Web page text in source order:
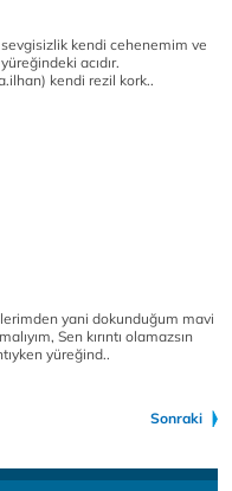
kendi cehenemim ve
acıdır.
kendi rezil kork..
yani dokunduğum mavi
Sen kırıntı olamazsın
yüreğind..
Sonraki